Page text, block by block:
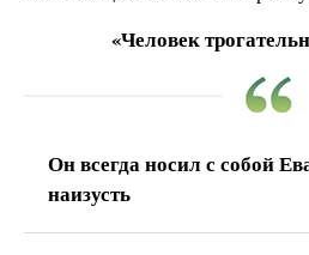
«Человек
Он всегда носил с собой
наизусть